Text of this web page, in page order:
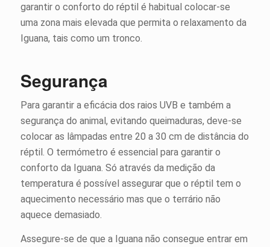
garantir o conforto do réptil é habitual colocar-se
uma zona mais elevada que permita o relaxamento da
Iguana, tais como um tronco.
Segurança
Para garantir a eficácia dos raios UVB e também a
segurança do animal, evitando queimaduras, deve-se
colocar as lâmpadas entre 20 a 30 cm de distância do
réptil. O termómetro é essencial para garantir o
conforto da Iguana. Só através da medição da
temperatura é possível assegurar que o réptil tem o
aquecimento necessário mas que o terrário não
aquece demasiado.
Assegure-se de que a Iguana não consegue entrar em